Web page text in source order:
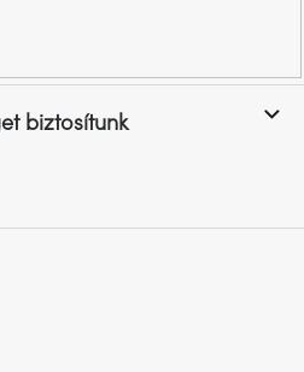
biztosítunk